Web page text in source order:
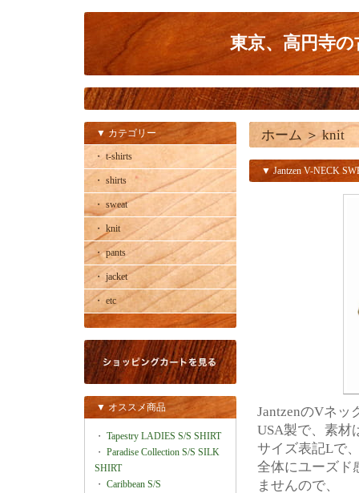
東京、高円寺
▼ カテゴリー
・ t-shirts
・ shirts
・ sweat
・ knit
・ pants
・ jacket
・ etc
▼ オススメ商品
・ Tapestry LADIES S/S SHIRT
・ Paradise Collection S/S SILK
SHIRT
・ Caribbean S/S
ホーム ＞ knit
▼ Jantzen V-NECK
JantzenのVネッ
USA製で、素材
サイズ表記Lで
全体にユーズド
ませんので、